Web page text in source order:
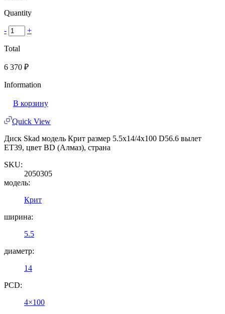
Quantity
- +
Total
6 370 ₽
Information
В корзину
Quick View
Диск Skad модель Крит размер 5.5x14/4x100 D56.6 вылет
ET39, цвет BD (Алмаз), страна
SKU:
2050305
модель:
Крит
ширина:
5.5
диаметр:
14
PCD:
4×100